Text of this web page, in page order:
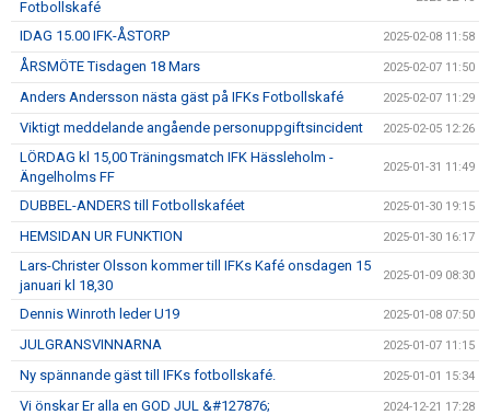
Fotbollskafé
IDAG 15.00 IFK-ÅSTORP 2025-02-08 11:58
ÅRSMÖTE Tisdagen 18 Mars 2025-02-07 11:50
Anders Andersson nästa gäst på IFKs Fotbollskafé 2025-02-07 11:29
Viktigt meddelande angående personuppgiftsincident 2025-02-05 12:26
LÖRDAG kl 15,00 Träningsmatch IFK Hässleholm -
Ängelholms FF
2025-01-31 11:49
DUBBEL-ANDERS till Fotbollskaféet 2025-01-30 19:15
HEMSIDAN UR FUNKTION 2025-01-30 16:17
Lars-Christer Olsson kommer till IFKs Kafé onsdagen 15
januari kl 18,30
2025-01-09 08:30
Dennis Winroth leder U19 2025-01-08 07:50
JULGRANSVINNARNA 2025-01-07 11:15
Ny spännande gäst till IFKs fotbollskafé. 2025-01-01 15:34
Vi önskar Er alla en GOD JUL &#127876; 2024-12-21 17:28